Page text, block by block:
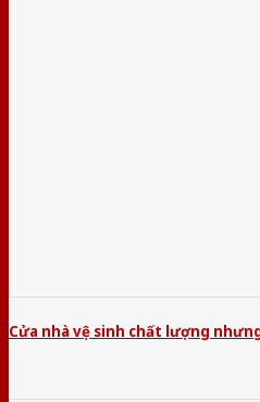
Cửa nhà vệ sinh chất lượng